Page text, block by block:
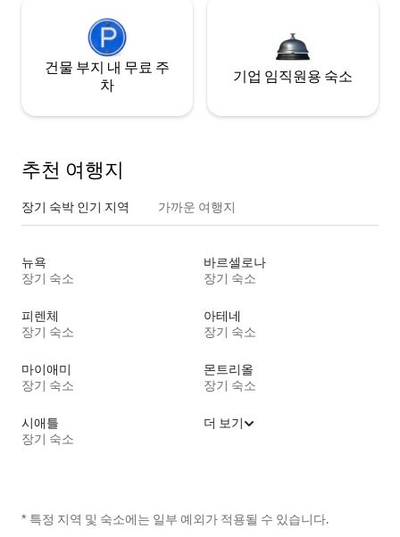
건물 부지 내 무료 주
차
기업 임직원용 숙소
추천 여행지
장기 숙박 인기 지역 가까운 여행지
뉴욕
장기 숙소
바르셀로나
장기 숙소
피렌체
장기 숙소
아테네
장기 숙소
마이애미
장기 숙소
몬트리올
장기 숙소
시애틀
장기 숙소
더 보기
* 특정 지역 및 숙소에는 일부 예외가 적용될 수 있습니다.